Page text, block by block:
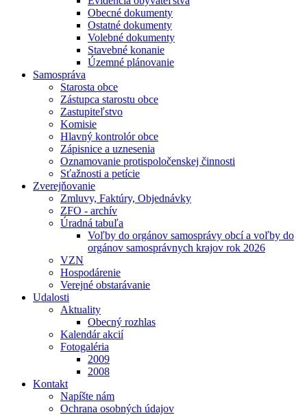
Obecné dokumenty
Ostatné dokumenty
Volebné dokumenty
Stavebné konanie
Územné plánovanie
Samospráva
Starosta obce
Zástupca starostu obce
Zastupiteľstvo
Komisie
Hlavný kontrolór obce
Zápisnice a uznesenia
Oznamovanie protispoločenskej činnosti
Sťažnosti a petície
Zverejňovanie
Zmluvy, Faktúry, Objednávky
ZFO - archív
Úradná tabuľa
Voľby do orgánov samosprávy obcí a voľby do
orgánov samosprávnych krajov rok 2026
VZN
Hospodárenie
Verejné obstarávanie
Udalosti
Aktuality
Obecný rozhlas
Kalendár akcií
Fotogaléria
2009
2008
Kontakt
Napíšte nám
Ochrana osobných údajov